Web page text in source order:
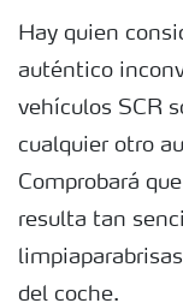
¿Cómo se
Hay quien
auténtico
vehículos SCR
cualquier otro
Comprobará
resulta tan
del coche.